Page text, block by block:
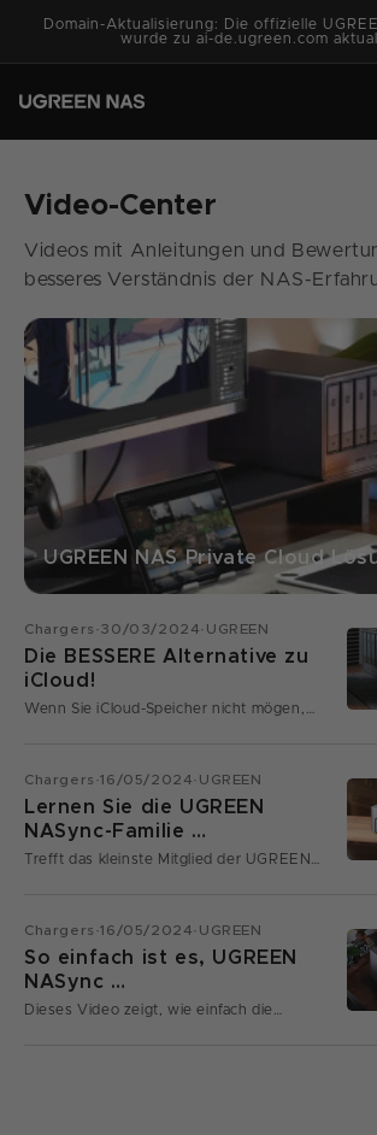
zum
Domain-Aktualisierung: Die offizielle
wurde zu ai-de.ugreen.com
Video-Center
Videos mit Anleitungen und
besseres Verständnis der NAS-
UGREEN NAS Private Cloud
Chargers·30/03/2024·UGREEN
Die BESSERE Alternative zu
iCloud!
Wenn Sie iCloud-Speicher nicht mögen,
Chargers·16/05/2024·UGREEN
Lernen Sie die UGREEN
NASync-Familie …
Trefft das kleinste Mitglied der UGREEN
Chargers·16/05/2024·UGREEN
So einfach ist es, UGREEN
NASync …
Dieses Video zeigt, wie einfach die